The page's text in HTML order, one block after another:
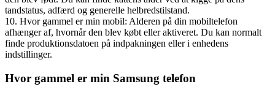
tandstatus, adfærd og generelle helbredstilstand.
10. Hvor gammel er min mobil: Alderen på din mobiltelefon
afhænger af, hvornår den blev købt eller aktiveret. Du kan normalt
finde produktionsdatoen på indpakningen eller i enhedens
indstillinger.
Hvor gammel er min Samsung telefon